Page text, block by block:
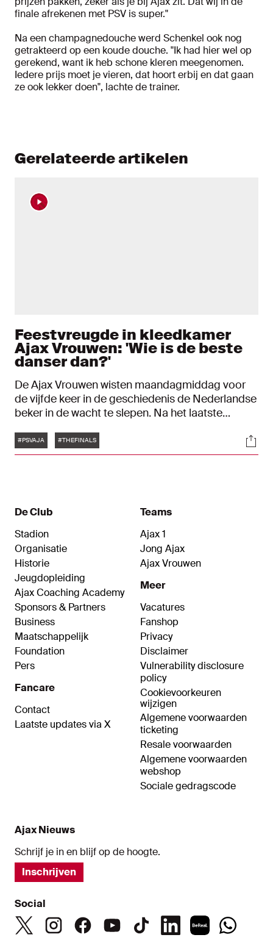
finale afrekenen met PSV is super."
Na een champagnedouche werd Schenkel ook nog
getrakteerd op een koude douche. "Ik had hier wel op
gerekend, want ik heb schone kleren meegenomen.
Iedere prijs moet je vieren, dat hoort erbij en dat gaan
ze ook lekker doen", lachte de trainer.
Gerelateerde artikelen
Feestvreugde in kleedkamer
Ajax Vrouwen: 'Wie is de beste
danser dan?'
De Ajax Vrouwen wisten maandagmiddag voor
de vijfde keer in de geschiedenis de Nederlandse
beker in de wacht te slepen. Na het laatste
de Ajacieden af te lezen. De ploeg van Danny
Schenkel vierde de bekerwinst al kort op het veld
Tags
#PSVAJA #THEFINALS
De Club
Stadion
Organisatie
Historie
Jeugdopleiding
Ajax Coaching Academy
Sponsors & Partners
Business
Maatschappelijk
Foundation
Pers
Fancare
Contact
Laatste updates via X
Teams
Ajax 1
Jong Ajax
Ajax Vrouwen
Meer
Vacatures
Fanshop
Privacy
Disclaimer
Vulnerability disclosure
policy
Cookievoorkeuren
wijzigen
Algemene voorwaarden
ticketing
Resale voorwaarden
Algemene voorwaarden
webshop
Sociale gedragscode
Ajax Nieuws
Schrijf je in en blijf op de hoogte.
Inschrijven
Social